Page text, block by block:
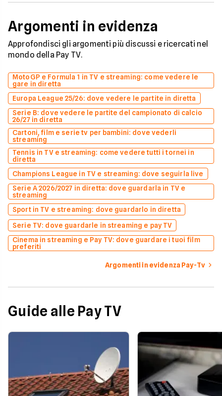
Argomenti in evidenza
Approfondisci gli argomenti più discussi e ricercati nel
mondo della Pay TV.
MotoGP e Formula 1 in TV e streaming: come vedere le
gare in diretta
Europa League 25/26: dove vedere le partite in diretta
Serie B: dove vedere le partite del campionato di calcio
26/27 in diretta
Cartoni, film e serie tv per bambini: dove vederli
streaming
Tennis in TV e streaming: come vedere tutti i tornei in
diretta
Champions League in TV e streaming: dove seguirla live
Serie A 2026/2027 in diretta: dove guardarla in TV e
streaming
Sport in TV e streaming: dove guardarlo in diretta
Serie TV: dove guardarle in streaming e pay TV
Cinema in streaming e Pay TV: dove guardare i tuoi film
preferiti
Argomenti in evidenza Pay-Tv
Guide alle Pay TV